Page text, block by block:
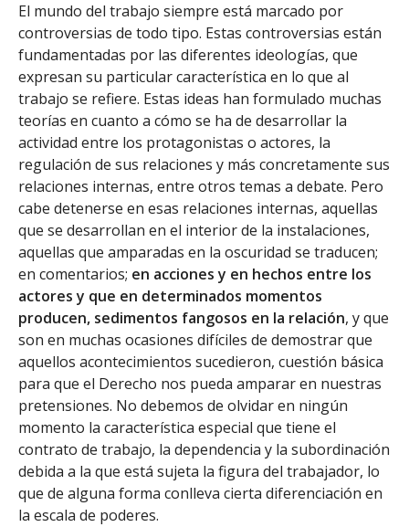
El mundo del trabajo siempre está marcado por
controversias de todo tipo. Estas controversias están
fundamentadas por las diferentes ideologías, que
expresan su particular característica en lo que al
trabajo se refiere. Estas ideas han formulado muchas
teorías en cuanto a cómo se ha de desarrollar la
actividad entre los protagonistas o actores, la
regulación de sus relaciones y más concretamente sus
relaciones internas, entre otros temas a debate. Pero
cabe detenerse en esas relaciones internas, aquellas
que se desarrollan en el interior de la instalaciones,
aquellas que amparadas en la oscuridad se traducen;
en comentarios; en acciones y en hechos entre los
actores y que en determinados momentos
producen, sedimentos fangosos en la relación, y que
son en muchas ocasiones difíciles de demostrar que
aquellos acontecimientos sucedieron, cuestión básica
para que el Derecho nos pueda amparar en nuestras
pretensiones. No debemos de olvidar en ningún
momento la característica especial que tiene el
contrato de trabajo, la dependencia y la subordinación
debida a la que está sujeta la figura del trabajador, lo
que de alguna forma conlleva cierta diferenciación en
la escala de poderes.